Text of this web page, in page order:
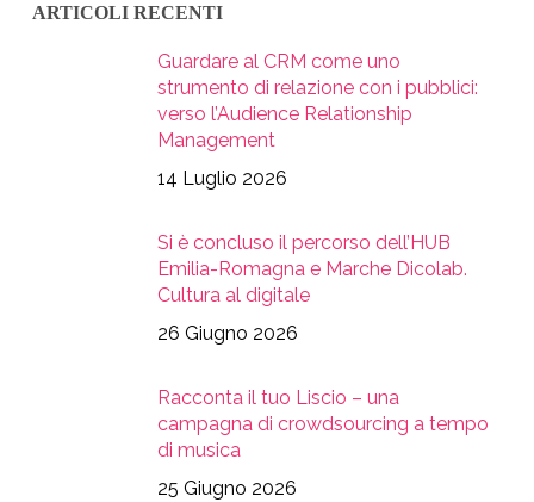
ARTICOLI RECENTI
Guardare al CRM come uno
strumento di relazione con i pubblici:
verso l’Audience Relationship
Management
14 Luglio 2026
Si è concluso il percorso dell’HUB
Emilia-Romagna e Marche Dicolab.
Cultura al digitale
26 Giugno 2026
Racconta il tuo Liscio – una
campagna di crowdsourcing a tempo
di musica
25 Giugno 2026